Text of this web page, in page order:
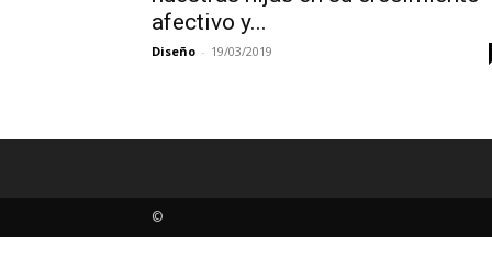
afectivo y...
Diseño - 19/03/2019
©